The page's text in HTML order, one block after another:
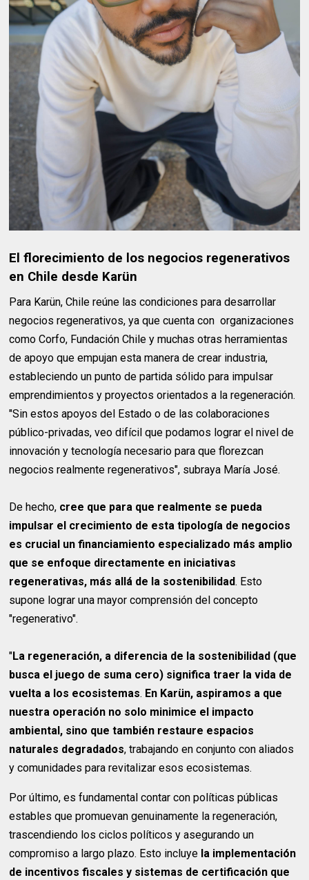
El florecimiento de los negocios regenerativos
en Chile desde Karün
Para Karün, Chile reúne las condiciones para desarrollar
negocios regenerativos, ya que cuenta con organizaciones
como Corfo, Fundación Chile y muchas otras herramientas
de apoyo que empujan esta manera de crear industria,
estableciendo un punto de partida sólido para impulsar
emprendimientos y proyectos orientados a la regeneración.
"Sin estos apoyos del Estado o de las colaboraciones
público-privadas, veo difícil que podamos lograr el nivel de
innovación y tecnología necesario para que florezcan
negocios realmente regenerativos", subraya María José.
De hecho, cree que para que realmente se pueda
impulsar el crecimiento de esta tipología de negocios
es crucial un financiamiento especializado más amplio
que se enfoque directamente en iniciativas
regenerativas, más allá de la sostenibilidad. Esto
supone lograr una mayor comprensión del concepto
"regenerativo".
"La regeneración, a diferencia de la sostenibilidad (que
busca el juego de suma cero) significa traer la vida de
vuelta a los ecosistemas. En Karün, aspiramos a que
nuestra operación no solo minimice el impacto
ambiental, sino que también restaure espacios
naturales degradados, trabajando en conjunto con aliados
y comunidades para revitalizar esos ecosistemas.
Por último, es fundamental contar con políticas públicas
estables que promuevan genuinamente la regeneración,
trascendiendo los ciclos políticos y asegurando un
compromiso a largo plazo. Esto incluye la implementación
de incentivos fiscales y sistemas de certificación que